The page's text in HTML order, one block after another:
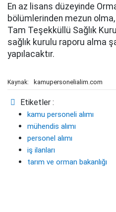
En az lisans düzeyinde
bölümlerinden mezun olma,
Tam Teşekküllü Sağlık
sağlık kurulu raporu alma
yapılacaktır.
Kaynak: kamupersonelialim.com
Etiketler :
kamu personeli alımı
mühendis alımı
personel alımı
iş ilanları
tarım ve orman bakanlığı